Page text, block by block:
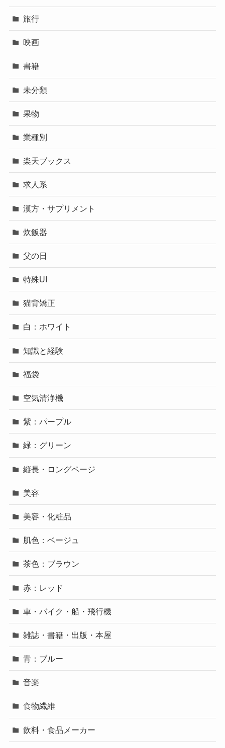
旅行
映画
書籍
未分類
果物
業種別
楽天ブックス
求人系
漢方・サプリメント
炊飯器
父の日
特殊UI
猫背矯正
白：ホワイト
知識と経験
福袋
空気清浄機
紫：パープル
緑：グリーン
縦長・ロングページ
美容
美容・化粧品
肌色：ベージュ
茶色：ブラウン
赤：レッド
車・バイク・船・飛行機
雑誌・書籍・出版・本屋
青：ブルー
音楽
食物繊維
飲料・食品メーカー